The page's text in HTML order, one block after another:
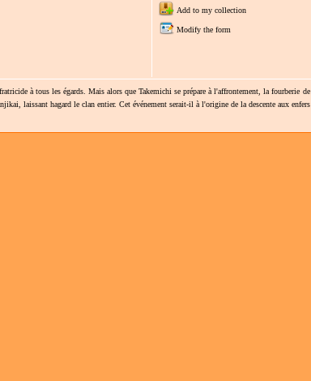
Add to my collection
Modify the form
à tous les égards. Mais alors que Takemichi se prépare à l'affrontement, la fourberie de
laissant hagard le clan entier. Cet événement serait-il à l'origine de la descente aux enfers